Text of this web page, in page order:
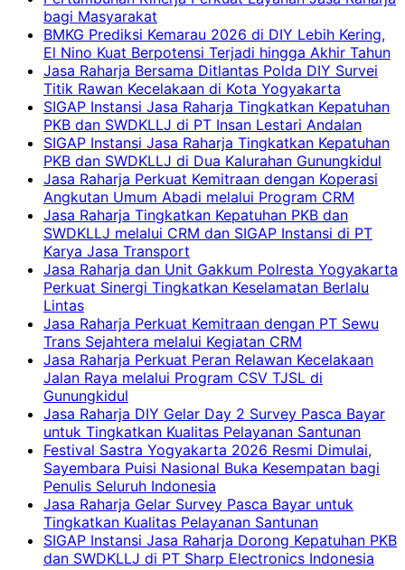
bagi Masyarakat
BMKG Prediksi Kemarau 2026 di DIY Lebih Kering,
El Nino Kuat Berpotensi Terjadi hingga Akhir Tahun
Jasa Raharja Bersama Ditlantas Polda DIY Survei
Titik Rawan Kecelakaan di Kota Yogyakarta
SIGAP Instansi Jasa Raharja Tingkatkan Kepatuhan
PKB dan SWDKLLJ di PT Insan Lestari Andalan
SIGAP Instansi Jasa Raharja Tingkatkan Kepatuhan
PKB dan SWDKLLJ di Dua Kalurahan Gunungkidul
Jasa Raharja Perkuat Kemitraan dengan Koperasi
Angkutan Umum Abadi melalui Program CRM
Jasa Raharja Tingkatkan Kepatuhan PKB dan
SWDKLLJ melalui CRM dan SIGAP Instansi di PT
Karya Jasa Transport
Jasa Raharja dan Unit Gakkum Polresta Yogyakarta
Perkuat Sinergi Tingkatkan Keselamatan Berlalu
Lintas
Jasa Raharja Perkuat Kemitraan dengan PT Sewu
Trans Sejahtera melalui Kegiatan CRM
Jasa Raharja Perkuat Peran Relawan Kecelakaan
Jalan Raya melalui Program CSV TJSL di
Gunungkidul
Jasa Raharja DIY Gelar Day 2 Survey Pasca Bayar
untuk Tingkatkan Kualitas Pelayanan Santunan
Festival Sastra Yogyakarta 2026 Resmi Dimulai,
Sayembara Puisi Nasional Buka Kesempatan bagi
Penulis Seluruh Indonesia
Jasa Raharja Gelar Survey Pasca Bayar untuk
Tingkatkan Kualitas Pelayanan Santunan
SIGAP Instansi Jasa Raharja Dorong Kepatuhan PKB
dan SWDKLLJ di PT Sharp Electronics Indonesia